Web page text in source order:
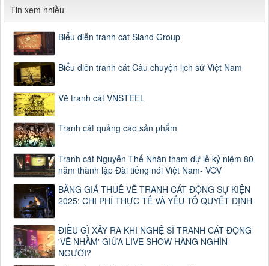
Tin xem nhiều
Biểu diễn tranh cát Sland Group
Biểu diễn tranh cát Câu chuyện lịch sử Việt Nam
Vẽ tranh cát VNSTEEL
Tranh cát quảng cáo sản phẩm
Tranh cát Nguyễn Thế Nhân tham dự lễ kỷ niệm 80
năm thành lập Đài tiếng nói Việt Nam- VOV
BẢNG GIÁ THUÊ VẼ TRANH CÁT ĐỘNG SỰ KIỆN
2025: CHI PHÍ THỰC TẾ VÀ YẾU TỐ QUYẾT ĐỊNH
ĐIỀU GÌ XẢY RA KHI NGHỆ SĨ TRANH CÁT ĐỘNG
'VẼ NHẦM' GIỮA LIVE SHOW HÀNG NGHÌN
NGƯỜI?